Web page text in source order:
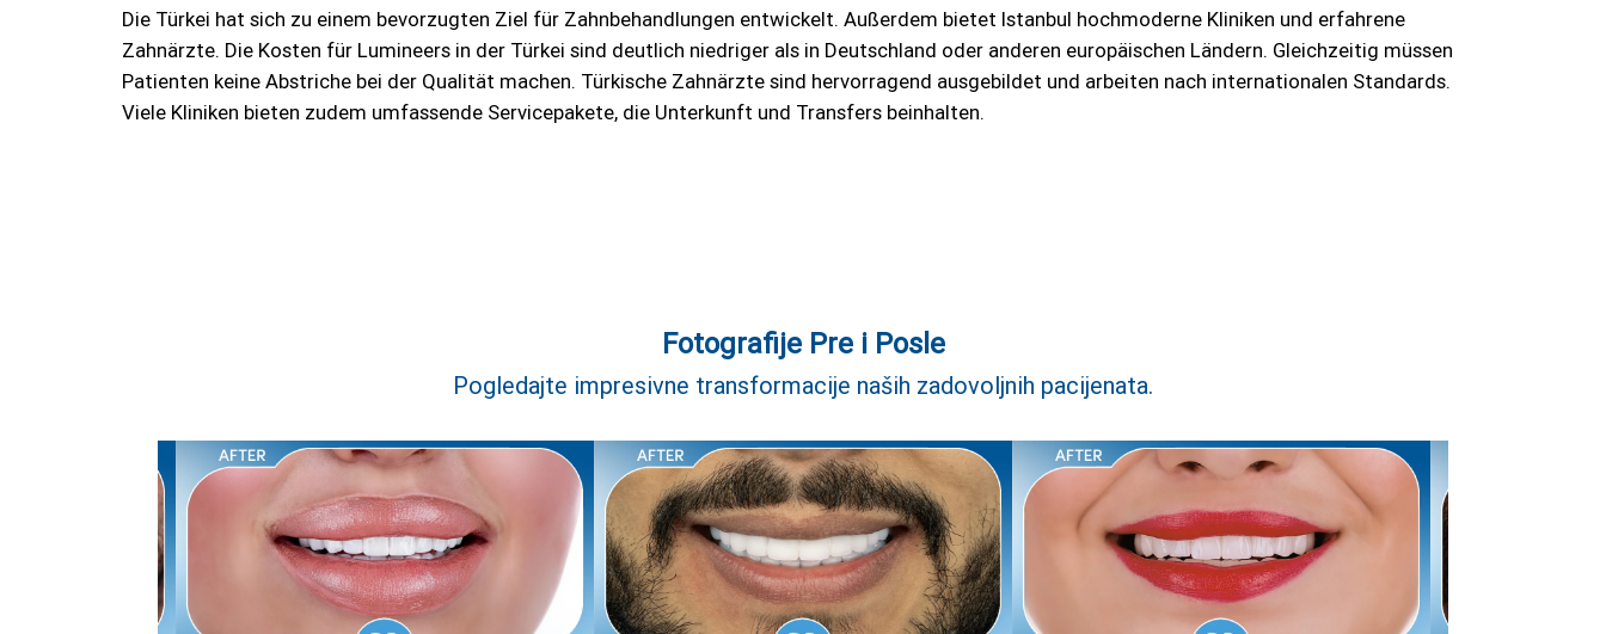
Die Türkei hat sich zu einem bevorzugten Ziel für Zahnbehandlungen entwickelt. Außerdem bietet Istanbul hochmoderne Kliniken und erfahrene
Zahnärzte. Die Kosten für Lumineers in der Türkei sind deutlich niedriger als in Deutschland oder anderen europäischen Ländern. Gleichzeitig müssen
Patienten keine Abstriche bei der Qualität machen. Türkische Zahnärzte sind hervorragend ausgebildet und arbeiten nach internationalen Standards.
Viele Kliniken bieten zudem umfassende Servicepakete, die Unterkunft und Transfers beinhalten.
Fotografije Pre i Posle
Pogledajte impresivne transformacije naših zadovoljnih pacijenata.